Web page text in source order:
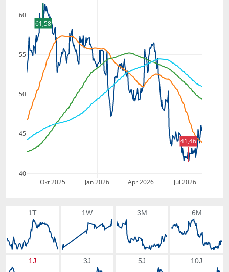
Okt 2025 Jan 2026 Apr 2026 Jul 2026
40
45
50
55
60
61,58
41,46
1T 1W 3M 6M
1J 3J 5J 10J